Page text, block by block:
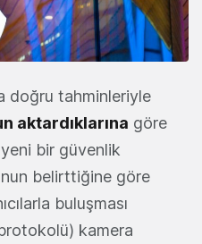
doğru tahminleriyle
aktardıklarına göre
yeni bir güvenlik
belirttiğine göre
buluşması
kamera